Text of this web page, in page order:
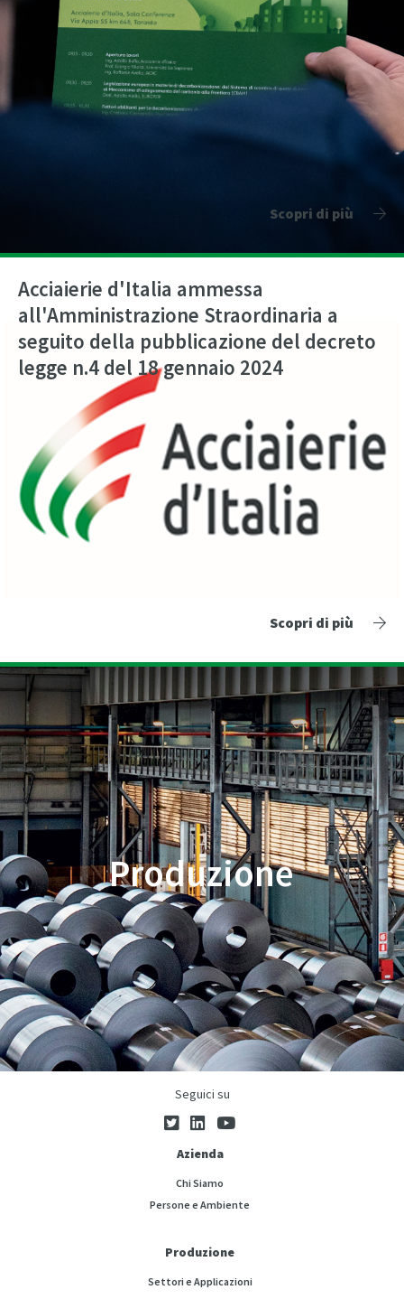
Scopri di più
Acciaierie d'Italia ammessa
all'Amministrazione Straordinaria a
seguito della pubblicazione del decreto
legge n.4 del 18 gennaio 2024
Scopri di più
Produzione
Seguici su
Azienda
Chi Siamo
Persone e Ambiente
Produzione
Settori e Applicazioni